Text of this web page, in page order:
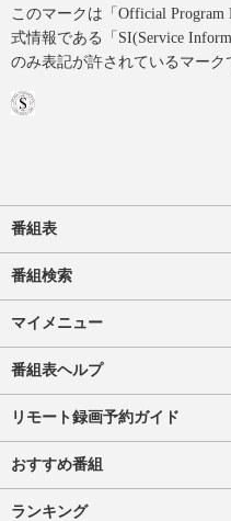
このマークは「Official
式情報である「SI(Service
のみ表記が許されているマーク
番組表
番組検索
マイメニュー
番組表ヘルプ
リモート録画予約ガイド
おすすめ番組
ランキング